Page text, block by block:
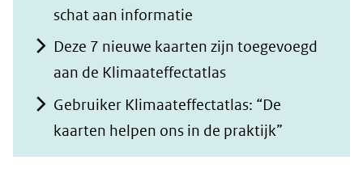
schat aan informatie
Deze 7 nieuwe kaarten zijn toegevoegd
aan de Klimaateffectatlas
Gebruiker Klimaateffectatlas: “De
kaarten helpen ons in de praktijk”